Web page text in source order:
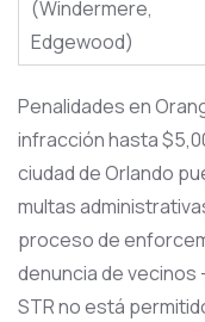
(Windermere,
Edgewood)
Penalidades en
infracción hasta
ciudad de Orlando
multas
proceso de
denuncia de vecinos
STR no está